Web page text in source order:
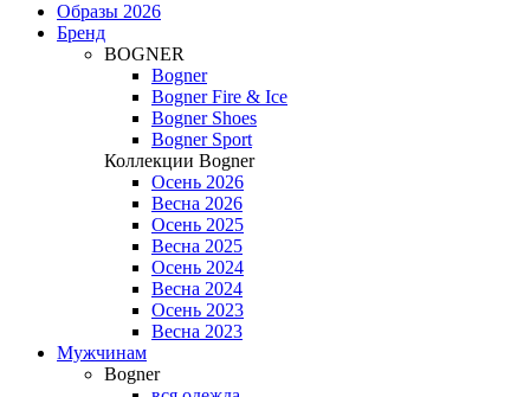
Образы 2026
Бренд
BOGNER
Bogner
Bogner Fire & Ice
Bogner Shoes
Bogner Sport
Коллекции Bogner
Осень 2026
Весна 2026
Осень 2025
Весна 2025
Осень 2024
Весна 2024
Осень 2023
Весна 2023
Мужчинам
Bogner